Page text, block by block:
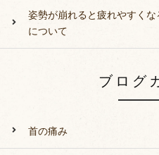
姿勢が崩れると疲れやすく
について
ブログ
首の痛み